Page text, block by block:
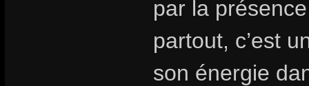
par la
partout, c’est
son énergie